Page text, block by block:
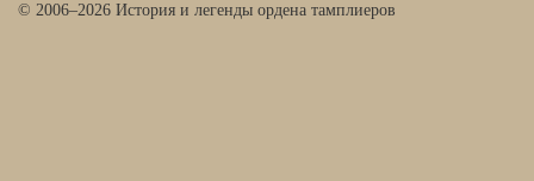
© 2006–2026 История и легенды ордена тамплиеров